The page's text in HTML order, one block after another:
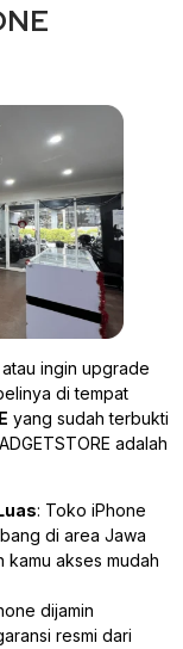
ingin upgrade
di tempat
yang sudah terbukti
adalah
: Toko iPhone
di area Jawa
kamu akses mudah
dijamin
resmi dari